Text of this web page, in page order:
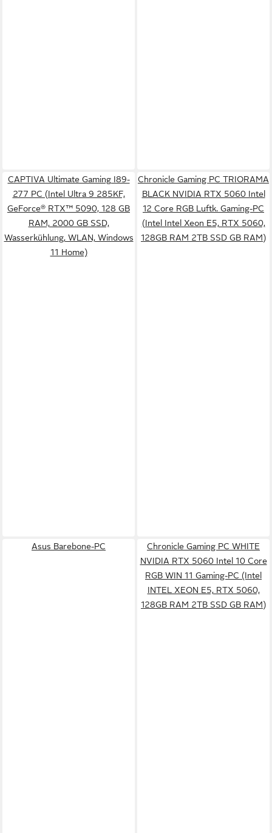
CAPTIVA Ultimate Gaming I89-
277 PC (Intel Ultra 9 285KF,
GeForce® RTX™ 5090, 128 GB
RAM, 2000 GB SSD,
Wasserkühlung, WLAN, Windows
11 Home)
Chronicle Gaming PC TRIORAMA
BLACK NVIDIA RTX 5060 Intel
12 Core RGB Luftk. Gaming-PC
(Intel Intel Xeon E5, RTX 5060,
128GB RAM 2TB SSD GB RAM)
Asus Barebone-PC
Chronicle Gaming PC WHITE
NVIDIA RTX 5060 Intel 10 Core
RGB WIN 11 Gaming-PC (Intel
INTEL XEON E5, RTX 5060,
128GB RAM 2TB SSD GB RAM)